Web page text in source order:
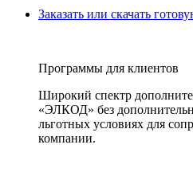
Заказать или скачать
Программы для клиентов
Широкий спектр
«ЭЛКОД» без
льготных условиях для
компании.